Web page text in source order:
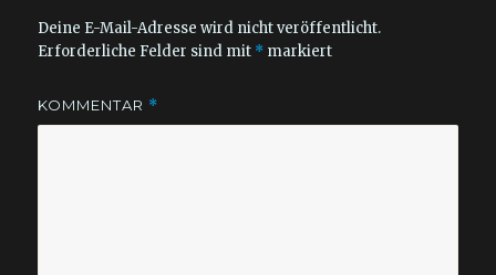
Deine E-Mail-Adresse wird nicht veröffentlicht.
Erforderliche Felder sind mit * markiert
KOMMENTAR *